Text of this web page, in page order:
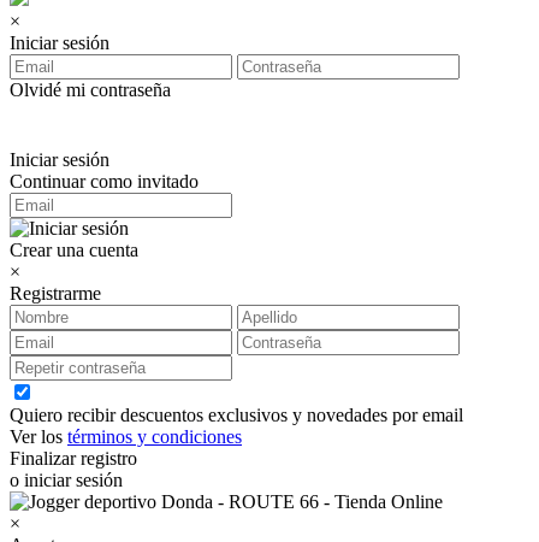
×
Iniciar sesión
Olvidé mi contraseña
Iniciar sesión
Continuar como invitado
Crear una cuenta
×
Registrarme
Quiero recibir descuentos exclusivos y novedades por email
Ver los términos y condiciones
Finalizar registro
o iniciar sesión
×